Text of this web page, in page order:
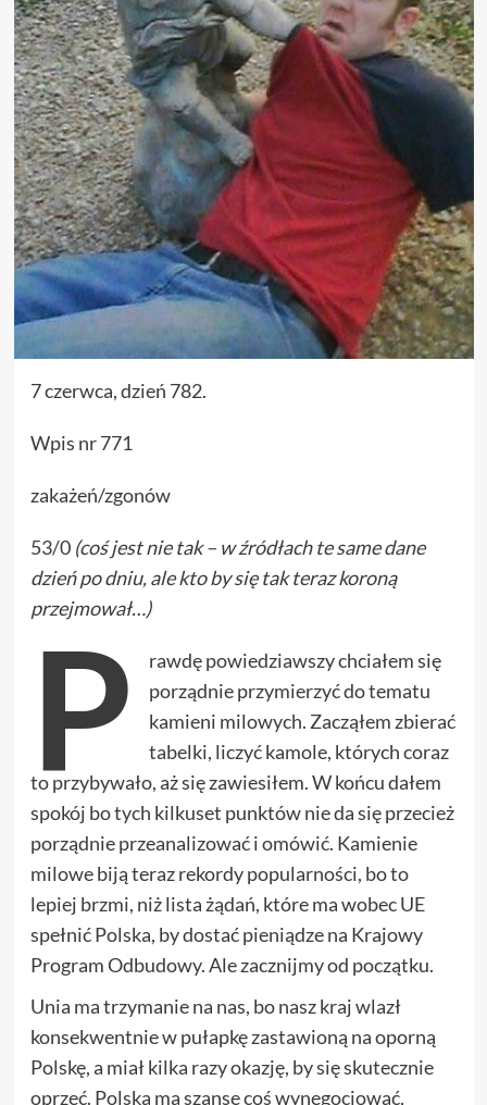
7 czerwca, dzień 782.
Wpis nr 771
zakażeń/zgonów
53/0 (coś jest nie tak – w źródłach te same dane
dzień po dniu, ale kto by się tak teraz koroną
przejmował…)
P
rawdę powiedziawszy chciałem się
porządnie przymierzyć do tematu
kamieni milowych. Zacząłem zbierać
tabelki, liczyć kamole, których coraz
to przybywało, aż się zawiesiłem. W końcu dałem
spokój bo tych kilkuset punktów nie da się przecież
porządnie przeanalizować i omówić. Kamienie
milowe biją teraz rekordy popularności, bo to
lepiej brzmi, niż lista żądań, które ma wobec UE
spełnić Polska, by dostać pieniądze na Krajowy
Program Odbudowy. Ale zacznijmy od początku.
Unia ma trzymanie na nas, bo nasz kraj wlazł
konsekwentnie w pułapkę zastawioną na oporną
Polskę, a miał kilka razy okazję, by się skutecznie
oprzeć. Polska ma szansę coś wynegocjować,